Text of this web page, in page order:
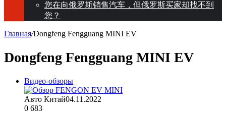
您在向俄罗斯销售汽车，但俄罗斯买家却找不到
您？
Главная/Dongfeng Fengguang MINI EV
Dongfeng Fengguang MINI EV
Видео-обзоры
Авто Китай04.11.2022
0 683